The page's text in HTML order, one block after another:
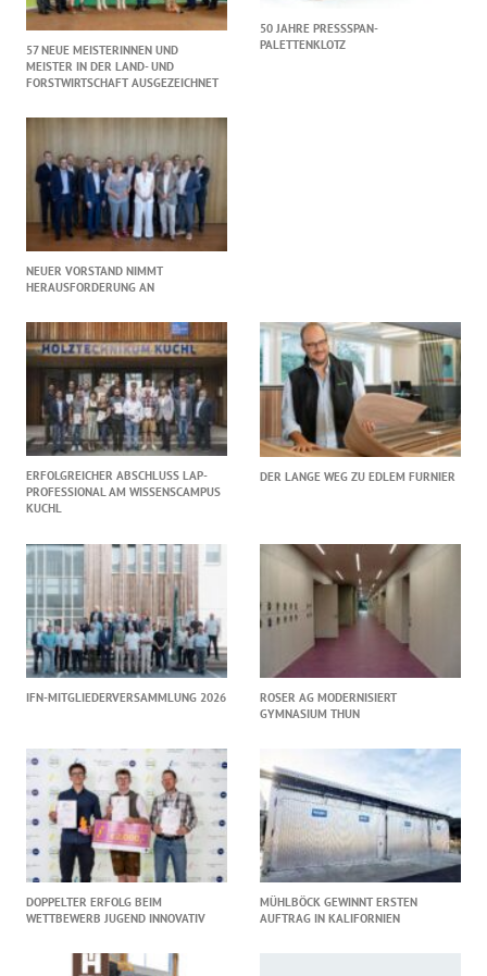
57 NEUE MEISTERINNEN UND
MEISTER IN DER LAND- UND
FORSTWIRTSCHAFT AUSGEZEICHNET
50 JAHRE PRESSSPAN-
PALETTENKLOTZ
NEUER VORSTAND NIMMT
HERAUSFORDERUNG AN
ERFOLGREICHER ABSCHLUSS LAP-
PROFESSIONAL AM WISSENSCAMPUS
KUCHL
DER LANGE WEG ZU EDLEM FURNIER
IFN-MITGLIEDERVERSAMMLUNG 2026
ROSER AG MODERNISIERT
GYMNASIUM THUN
DOPPELTER ERFOLG BEIM
WETTBEWERB JUGEND INNOVATIV
MÜHLBÖCK GEWINNT ERSTEN
AUFTRAG IN KALIFORNIEN